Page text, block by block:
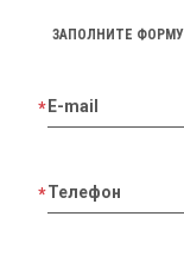
ЗАПОЛНИТЕ
E-mail
Телефон